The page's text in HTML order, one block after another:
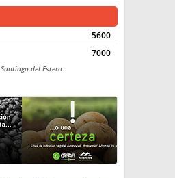
5600
7000
Santiago del Estero